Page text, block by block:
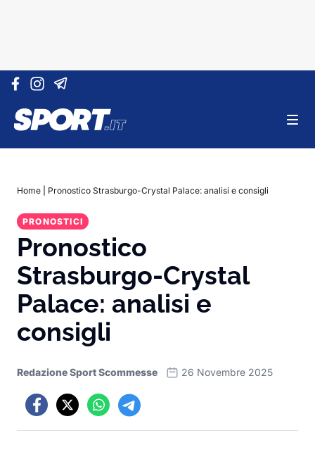
Vai al contenuto
Home Pronostico Strasburgo-Crystal Palace: analisi e consigli
PRONOSTICI
Pronostico
Strasburgo-Crystal
Palace: analisi e
consigli
Redazione Sport Scommesse 26 Novembre 2025